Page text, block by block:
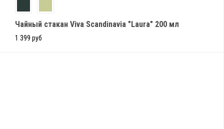
Чайный стакан Viva Scandinavia "Laura" 200 мл
1 399 руб